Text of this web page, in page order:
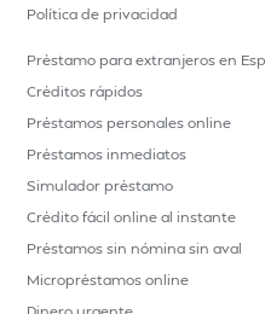
Política de privacidad
Préstamo para extranjeros en
Créditos rápidos
Préstamos personales online
Préstamos inmediatos
Simulador préstamo
Crédito fácil online al instante
Préstamos sin nómina sin aval
Micropréstamos online